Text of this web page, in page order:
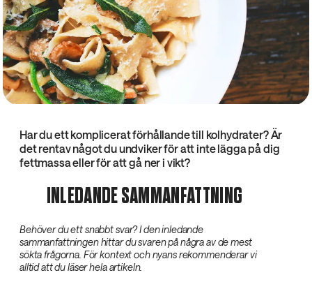
Har du ett komplicerat förhållande till kolhydrater? Är
det rentav något du undviker för att inte lägga på dig
fettmassa eller för att gå ner i vikt?
INLEDANDE SAMMANFATTNING
Behöver du ett snabbt svar? I den inledande
sammanfattningen hittar du svaren på några av de mest
sökta frågorna. För kontext och nyans rekommenderar vi
alltid att du läser hela artikeln.